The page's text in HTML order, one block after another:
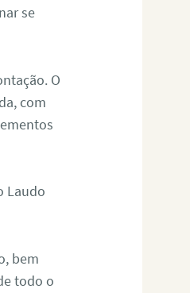
se
O
com
Laudo
bem
todo o